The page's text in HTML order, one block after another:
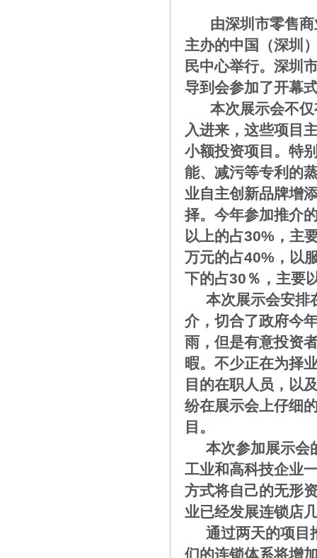
由深圳市零售商
主办的中国（深圳
民中心举行。深圳
导到会参加了开幕
本次展示会不仅
入进来，这些项目
小额投资项目。特
能、减污等专利的
业自主创新品牌增
择。今年参加推介
以上的占30%，主
万元的占40%，以
下的占30％，主要
本次展示会安排
介，切合了政府今
雨，但是有意投资
暇。不少正在为择
目的在职人员，以
纷在展示会上仔细
目。
本次参加展示会
工业和高科技企业
方式将自己的无形
业已经发展连锁店
通过两天的项目
们的连锁体系将增